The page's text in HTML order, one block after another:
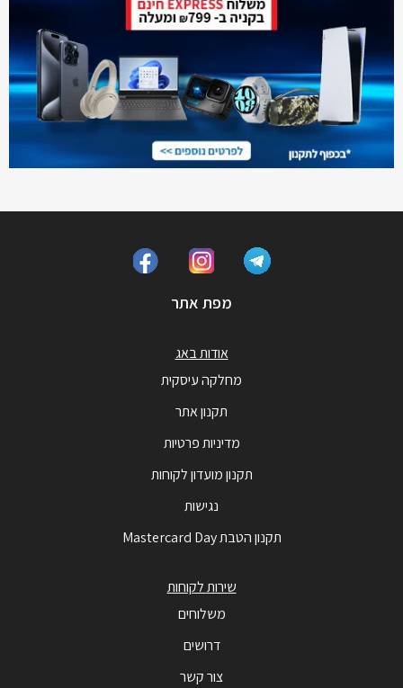
מפת אתר
אודות באג
מחלקה עיסקית
תקנון אתר
מדיניות פרטיות
תקנון מועדון לקוחות
נגישות
תקנון הטבת Mastercard Day
שירות לקוחות
משלוחים
דרושים
צור קשר